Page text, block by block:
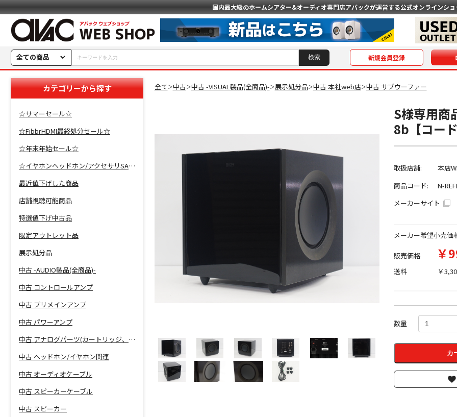
国内最大級のホームシアター&オーディオ専門店アバックが運営する公式オンラインショ
全ての商品 新規会員登録
カテゴリーから探す
☆サマーセール☆
☆FibbrHDMI最終処分セール☆
☆年末年始セール☆
☆イヤホンヘッドホン/アクセサリSALE☆
最近値下げした商品
店舗視聴可能商品
特選値下げ中古品
限定アウトレット品
展示処分品
中古 -AUDIO製品(全商品)-
中古 コントロールアンプ
中古 プリメインアンプ
中古 パワーアンプ
中古 アナログパーツ(カートリッジ、シェル等)
中古 ヘッドホン/イヤホン関連
中古 オーディオケーブル
中古 スピーカーケーブル
中古 スピーカー
全て＞中古＞中古 -VISUAL製品(全商品)-＞展示処分品＞中古 本社web店＞中古 サブウーファー
S様専用商
8b【コー
取扱店舗:
本店
商品コード:
N-
メーカーサイト
メーカー希望小売価
販売価格 ￥
送料 ￥
数量
カ